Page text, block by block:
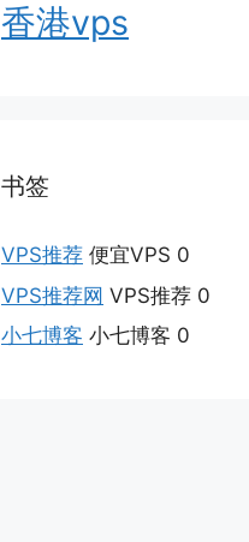
香港vps
书签
VPS推荐 便宜VPS 0
VPS推荐网 VPS推荐 0
小七博客 小七博客 0